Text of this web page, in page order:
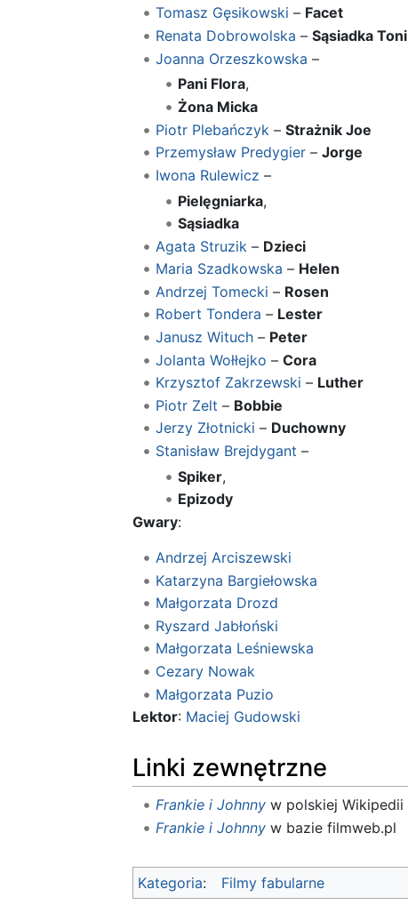
Tomasz Gęsikowski – Facet
Renata Dobrowolska – Sąsiadka Toni
Joanna Orzeszkowska –
Pani Flora,
Żona Micka
Piotr Plebańczyk – Strażnik Joe
Przemysław Predygier– Jorge
Iwona Rulewicz –
Pielęgniarka,
Sąsiadka
Agata Struzik – Dzieci
Maria Szadkowska – Helen
Andrzej Tomecki – Rosen
Robert Tondera – Lester
Janusz Wituch– Peter
Jolanta Wołłejko – Cora
Krzysztof Zakrzewski – Luther
Piotr Zelt – Bobbie
Jerzy Złotnicki – Duchowny
Stanisław Brejdygant –
Spiker,
Epizody
Gwary:
Andrzej Arciszewski
Katarzyna Bargiełowska
Małgorzata Drozd
Ryszard Jabłoński
Małgorzata Leśniewska
Cezary Nowak
Małgorzata Puzio
Lektor: Maciej Gudowski
Linki zewnętrzne
Frankie i Johnnyw polskiej Wikipedii
Frankie i Johnnyw bazie filmweb.pl
Kategoria: Filmy fabularne